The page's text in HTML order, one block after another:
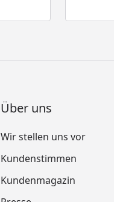
Über uns
Wir stellen uns vor
Kundenstimmen
Kundenmagazin